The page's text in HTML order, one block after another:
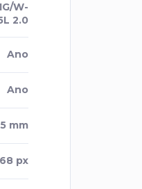
W-
2.0
Ano
Ano
mm
px